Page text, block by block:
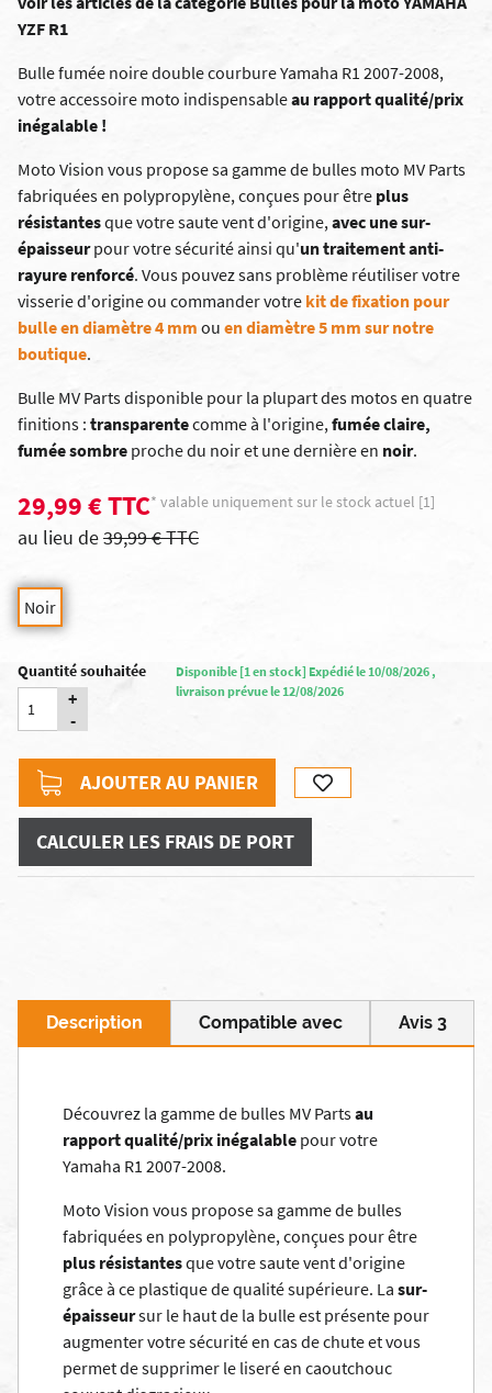
YZF R1
Bulle fumée noire double courbure Yamaha R1 2007-2008,
votre accessoire moto indispensableau rapport qualité/prix
inégalable !
Moto Vision vous propose sa gamme de bulles moto MV Parts
fabriquées en polypropylène, conçues pour être plus
résistantesque votre saute vent d'origine,avec une sur-
épaisseurpour votre sécurité ainsi qu'un traitement anti-
rayure renforcé. Vous pouvez sans problème réutiliser votre
visserie d'origine ou commander votre kit de fixation pour
bulle en diamètre 4 mm ou en diamètre 5 mm sur notre
boutique.
Bulle MV Parts disponible pour la plupart des motos en quatre
finitions : transparentecomme à l'origine,fumée claire,
fumée sombre proche du noir et une dernière en noir.
29,99 € TTC* valable uniquement sur le stock actuel [1]
au lieu de39,99 € TTC
Noir
Quantité souhaitée
+
-
Disponible [1 en stock] Expédié le 10/08/2026 ,
livraison prévue le 12/08/2026
AJOUTER AU PANIER
CALCULER LES FRAIS DE PORT
Description Compatible avec Avis 3
Découvrez la gamme de bulles MV Partsau
rapport qualité/prix inégalable pour votre
Yamaha R1 2007-2008.
Moto Vision vous propose sa gamme de bulles
fabriquées en polypropylène, conçues pour être
plus résistantesque votre saute vent d'origine
grâce à ce plastique de qualité supérieure. La sur-
épaisseursur le haut de la bulle est présente pour
augmenter votre sécurité en cas de chute et vous
permet de supprimer le liseré en caoutchouc